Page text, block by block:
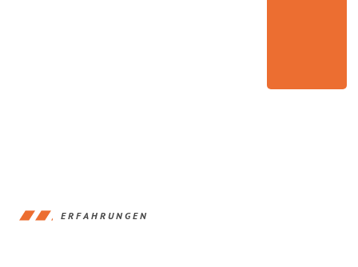
ERFAHRUNGEN